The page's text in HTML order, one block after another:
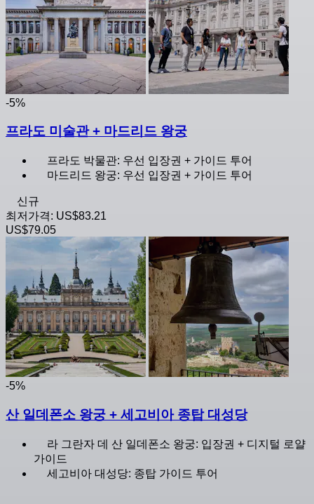
-5%
프라도 미술관 + 마드리드 왕궁
프라도 박물관: 우선 입장권 + 가이드 투어
마드리드 왕궁: 우선 입장권 + 가이드 투어
신규
최저가격: US$83.21
US$79.05
-5%
산 일데폰소 왕궁 + 세고비아 종탑 대성당
라 그란자 데 산 일데폰소 왕궁: 입장권 + 디지털 로얄
가이드
세고비아 대성당: 종탑 가이드 투어